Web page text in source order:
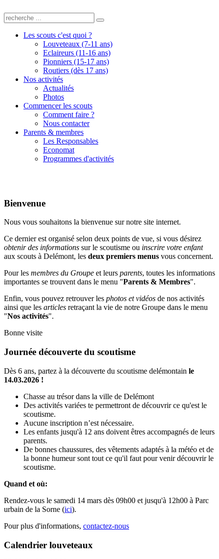
Les scouts c'est quoi ?
Louveteaux (7-11 ans)
Eclaireurs (11-16 ans)
Pionniers (15-17 ans)
Routiers (dès 17 ans)
Nos activités
Actualités
Photos
Commencer les scouts
Comment faire ?
Nous contacter
Parents & membres
Les Responsables
Economat
Programmes d'activités
Bienvenue
Nous vous souhaitons la bienvenue sur notre site internet.
Ce dernier est organisé selon deux points de vue, si vous désirez
obtenir des informations sur le scoutisme ou inscrire votre enfant
aux scouts à Delémont, les deux premiers menus vous concernent.
Pour les membres du Groupe et leurs parents, toutes les informations
importantes se trouvent dans le menu "Parents & Membres".
Enfin, vous pouvez retrouver les photos et vidéos de nos activités
ainsi que les articles retraçant la vie de notre Groupe dans le menu
"Nos activités".
Bonne visite
Journée découverte du scoutisme
Dès 6 ans, partez à la découverte du scoutisme delémontain le
14.03.2026 !
Chasse au trésor dans la ville de Delémont
Des activités variées te permettront de découvrir ce qu'est le
scoutisme.
Aucune inscription n’est nécessaire.
Les enfants jusqu'à 12 ans doivent êtres accompagnés de leurs
parents.
De bonnes chaussures, des vêtements adaptés à la météo et de
la bonne humeur sont tout ce qu'il faut pour venir découvrir le
scoutisme.
Quand et où:
Rendez-vous le samedi 14 mars dès 09h00 et jusqu'à 12h00 à Parc
urbain de la Sorne (ici).
Pour plus d'informations, contactez-nous
Calendrier louveteaux